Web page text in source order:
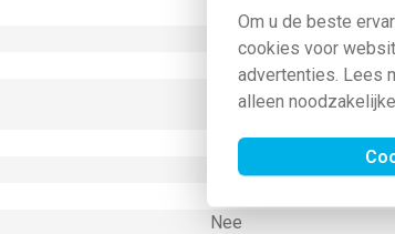
Om u de beste
cookies voor
advertenties. Lees
alleen
Waarde
250 Volt (V)
Inbouw (stucwerk)
Basiselement met
Wip/drukker
Aluminium
Nee